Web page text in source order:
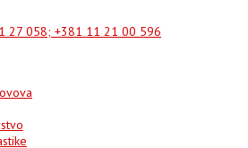
27 058; +381 11 21 00 596